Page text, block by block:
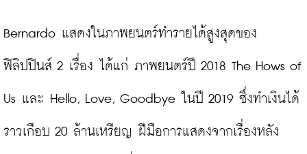
Bernardo แสดงในภาพยนตร์ทำรายได้สูงสุดของ
ฟิลิปปินส์ 2 เรื่อง ได้แก่ ภาพยนตร์ปี 2018 The Hows of
Us และ Hello, Love, Goodbye ในปี 2019 ซึ่งทำเงินได้
ราวเกือบ 20 ล้านเหรียญ ฝีมือการแสดงจากเรื่องหลัง